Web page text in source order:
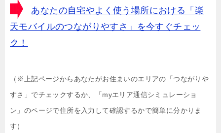
あなたの自宅やよく使う場所における「楽
天モバイルのつながりやすさ」を今すぐチェッ
ク！
（※上記ページからあなたがお住まいのエリアの「つながりや
すさ」でチェックするか、「myエリア通信シミュレーショ
ン」のページで住所を入力して確認するかで簡単に分かりま
す）